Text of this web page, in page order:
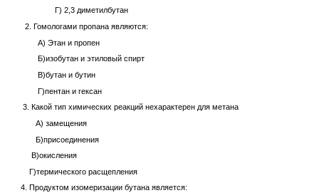
Г) 2,3 диметилбутан
2. Гомологами пропана являются:
А) Этан и пропен
Б)изобутан и этиловый спирт
В)бутан и бутин
Г)пентан и гексан
3. Какой тип химических реакций нехарактерен для метана
А) замещения
Б)присоединения
В)окисления
Г)термического расщепления
4. Продуктом изомеризации бутана является: